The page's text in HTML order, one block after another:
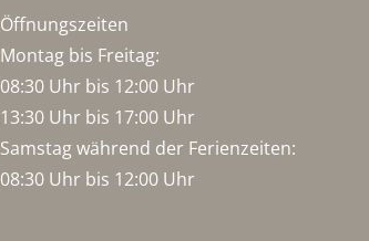
Öffnungszeiten
Montag bis Freitag:
08:30 Uhr bis 12:00 Uhr
13:30 Uhr bis 17:00 Uhr
Samstag während der Ferienzeiten:
08:30 Uhr bis 12:00 Uhr